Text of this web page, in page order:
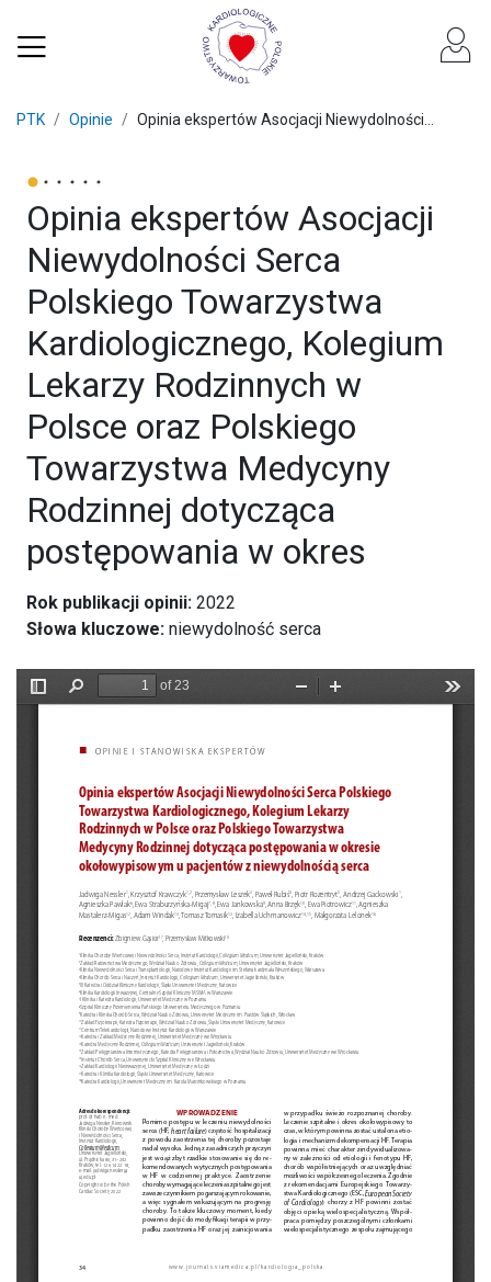
PTK Opinie Opinia ekspertów Asocjacji Niewydolności...
Opinia ekspertów Asocjacji
Niewydolności Serca
Polskiego Towarzystwa
Kardiologicznego, Kolegium
Lekarzy Rodzinnych w
Polsce oraz Polskiego
Towarzystwa Medycyny
Rodzinnej dotycząca
postępowania w okres
Rok publikacji opinii: 2022
Słowa kluczowe: niewydolność serca